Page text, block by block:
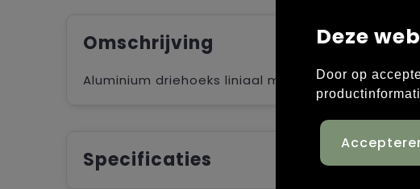
Omschrijving
Aluminium driehoeks liniaal met 5 verschillende
Specificaties
Deze
Door op